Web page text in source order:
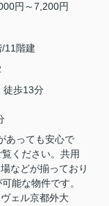
円～7,200円
11階建
徒歩13分
あっても安心で
ください。共用
などが揃っており
能な物件です。
ェル京都外大